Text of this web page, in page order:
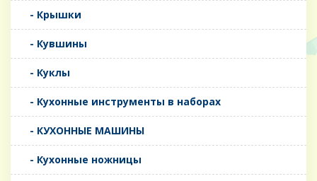
- Крышки
- Кувшины
- Куклы
- Кухонные инструменты в наборах
- КУХОННЫЕ МАШИНЫ
- Кухонные ножницы